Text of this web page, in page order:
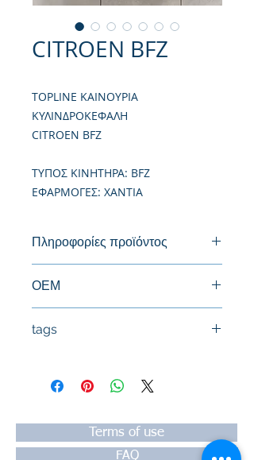
CITROEN BFZ
TOPLINE ΚΑΙΝΟΥΡΙΑ
ΚΥΛΙΝΔΡΟΚΕΦΑΛΗ
CITROEN BFZ
TΥΠΟΣ ΚΙΝΗΤΗΡΑ: BFZ
ΕΦΑΡΜΟΓΕΣ: XANTIA
Πληροφορίες προϊόντος
ΟΕΜ
tags
#Κυλινδροκεφαλή #Κεφαλάρι
#TPTOPLINE
Terms of use
FAQ